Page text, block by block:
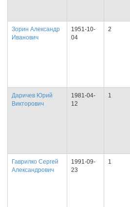
Зорин Александр
Иванович
1951-10-
04
2
Даричев Юрий
Викторович
1981-04-
12
1
Гаврилко Сергей
Александрович
1991-09-
23
1